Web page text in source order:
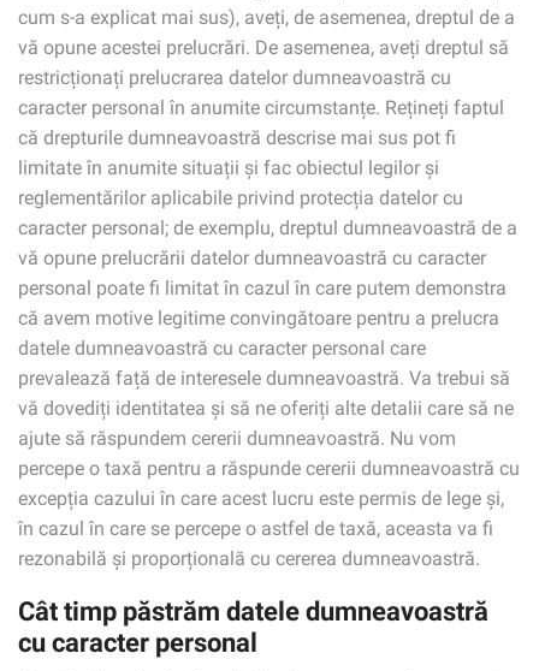
cum s-a explicat mai sus), aveți, de asemenea, dreptul de a
vă opune acestei prelucrări. De asemenea, aveți dreptul să
restricționați prelucrarea datelor dumneavoastră cu
caracter personal în anumite circumstanțe. Rețineți faptul
că drepturile dumneavoastră descrise mai sus pot fi
limitate în anumite situații și fac obiectul legilor și
reglementărilor aplicabile privind protecția datelor cu
caracter personal; de exemplu, dreptul dumneavoastră de a
vă opune prelucrării datelor dumneavoastră cu caracter
personal poate fi limitat în cazul în care putem demonstra
că avem motive legitime convingătoare pentru a prelucra
datele dumneavoastră cu caracter personal care
prevalează față de interesele dumneavoastră. Va trebui să
vă dovediți identitatea și să ne oferiți alte detalii care să ne
ajute să răspundem cererii dumneavoastră. Nu vom
percepe o taxă pentru a răspunde cererii dumneavoastră cu
excepția cazului în care acest lucru este permis de lege și,
în cazul în care se percepe o astfel de taxă, aceasta va fi
rezonabilă și proporțională cu cererea dumneavoastră.
Cât timp păstrăm datele dumneavoastră
cu caracter personal